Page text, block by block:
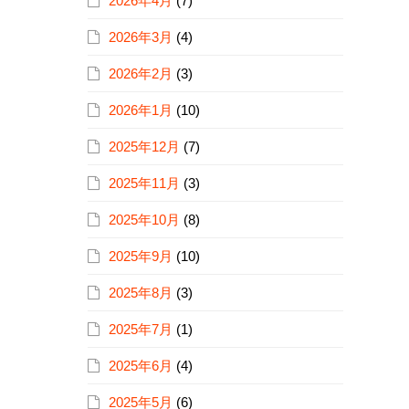
2026年3月 (4)
2026年2月 (3)
2026年1月 (10)
2025年12月 (7)
2025年11月 (3)
2025年10月 (8)
2025年9月 (10)
2025年8月 (3)
2025年7月 (1)
2025年6月 (4)
2025年5月 (6)